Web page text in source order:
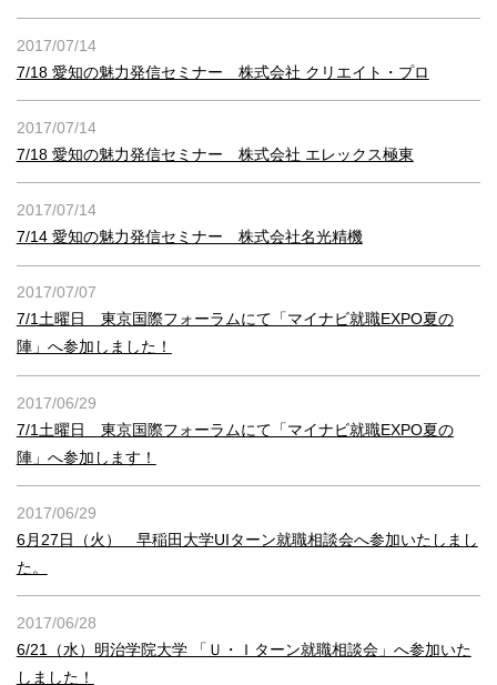
2017/07/14
7/18 愛知の魅力発信セミナー 株式会社 クリエイト・プロ
2017/07/14
7/18 愛知の魅力発信セミナー 株式会社 エレックス極東
2017/07/14
7/14 愛知の魅力発信セミナー 株式会社名光精機
2017/07/07
7/1土曜日 東京国際フォーラムにて「マイナビ就職EXPO夏の
陣」へ参加しました！
2017/06/29
7/1土曜日 東京国際フォーラムにて「マイナビ就職EXPO夏の
陣」へ参加します！
2017/06/29
6月27日（火） 早稲田大学UIターン就職相談会へ参加いたしまし
た。
2017/06/28
6/21（水）明治学院大学 「Ｕ・Ｉターン就職相談会」へ参加いた
しました！